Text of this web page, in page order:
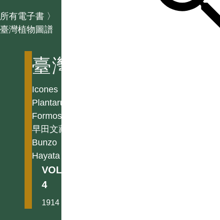
所有電子書 〉
臺灣植物圖譜
臺灣植物圖譜
Icones
Plantarum
Formosanarum
早田文藏
Bunzo
Hayata
VOL.
4
1914